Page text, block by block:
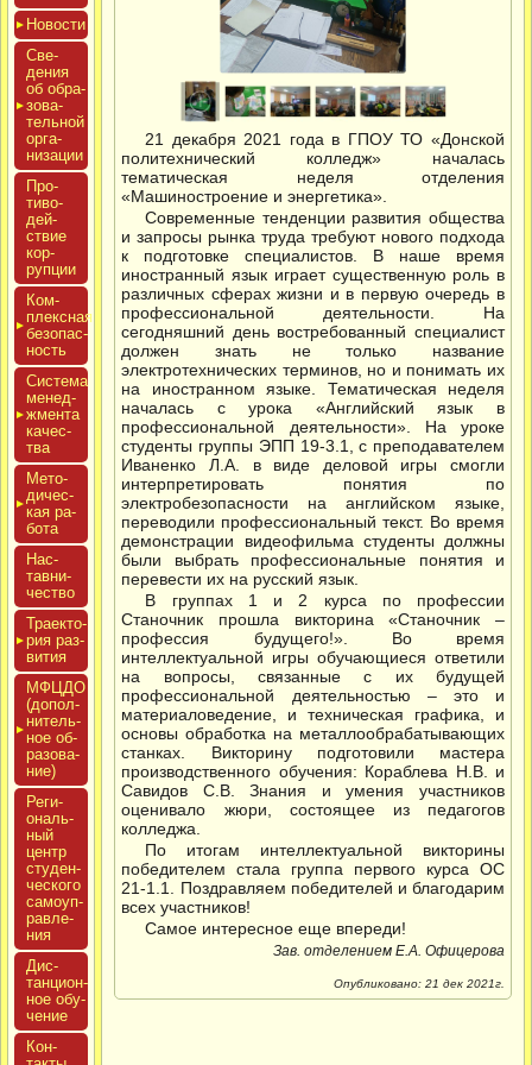
Новос­ти
Све­
дения
об об­ра­
зова­
тель­ной
ор­га­
низа­ции
Про­
тиво­
дей­
ствие
кор­
рупции
Ком­
плексная
бе­зопас­
ность
Сис­те­ма
ме­нед­
жмен­та
ка­чес­
тва
Мето­
дичес­
кая ра­
бота
Нас­
тавни­
чес­тво
Тра­ек­то­
рия раз­
ви­тия
МФЦДО
(до­пол­
ни­тель­
ное об­
ра­зова­
ние)
Реги­
ональ­
ный
центр
сту­ден­
ческо­го
са­мо­уп­
равле­
ния
Дис­
танци­он­
ное обу­
чение
Кон­
21 декабря 2021 года в ГПОУ ТО «Донской
политехнический колледж» началась
тематическая неделя отделения
«Машиностроение и энергетика».
Современные тенденции развития общества
и запросы рынка труда требуют нового подхода
к подготовке специалистов. В наше время
иностранный язык играет существенную роль в
различных сферах жизни и в первую очередь в
профессиональной деятельности. На
сегодняшний день востребованный специалист
должен знать не только название
электротехнических терминов, но и понимать их
на иностранном языке. Тематическая неделя
началась с урока «Английский язык в
профессиональной деятельности». На уроке
студенты группы ЭПП 19-3.1, с преподавателем
Иваненко Л.А. в виде деловой игры смогли
интерпретировать понятия по
электробезопасности на английском языке,
переводили профессиональный текст. Во время
демонстрации видеофильма студенты должны
были выбрать профессиональные понятия и
перевести их на русский язык.
В группах 1 и 2 курса по профессии
Станочник прошла викторина «Станочник –
профессия будущего!». Во время
интеллектуальной игры обучающиеся ответили
на вопросы, связанные с их будущей
профессиональной деятельностью – это и
материаловедение, и техническая графика, и
основы обработка на металлообрабатывающих
станках. Викторину подготовили мастера
производственного обучения: Кораблева Н.В. и
Савидов С.В. Знания и умения участников
оценивало жюри, состоящее из педагогов
колледжа.
По итогам интеллектуальной викторины
победителем стала группа первого курса ОС
21-1.1. Поздравляем победителей и благодарим
всех участников!
Самое интересное еще впереди!
Зав. отделением Е.А. Офицерова
Опубликовано: 21 дек 2021г.